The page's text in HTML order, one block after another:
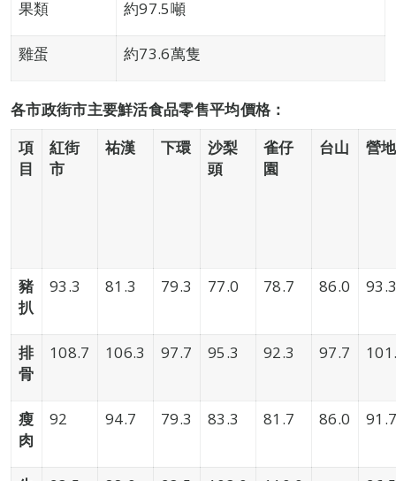
果類 約97.5噸
雞蛋 約73.6萬隻
各市政街市主要鮮活食品零售平均價格：
項
目
紅街
市
祐漢 下環
沙梨
頭
雀仔
園
台山 營地
豬
扒
93.3 81.3 79.3 77.0 78.7 86.0
排
骨
108.7 106.3 97.7 95.3 92.3 97.7
瘦
肉
92 94.7 79.3 83.3 81.7 86.0